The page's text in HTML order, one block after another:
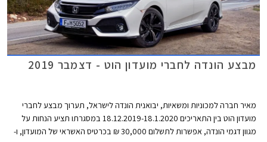
מבצע הונדה לחברי מועדון הוט - דצמבר 2019
מאיר חברה למכוניות ומשאיות, יבואנית הונדה לישראל, תערוך מבצע לחברי
מועדון הוט בין התאריכים 18.12.2019-18.1.2020 במסגרתו תציע הנחות על
מגוון דגמי הונדה, אפשרות לתשלום 30,000 ₪ בכרטיס האשראי של המועדון, ו-